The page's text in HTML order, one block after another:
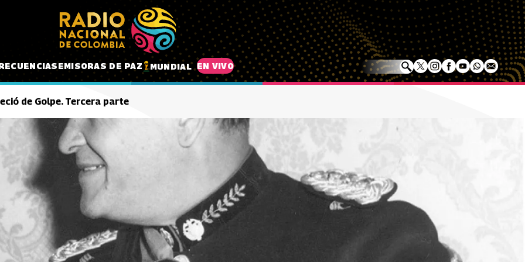
EMISORAS DE PAZ MUNDIAL EN VIVO
de Golpe. Tercera parte